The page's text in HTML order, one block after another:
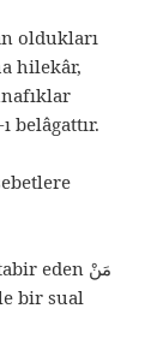
oldukları
hilekâr,
belâgattır.
bir sual